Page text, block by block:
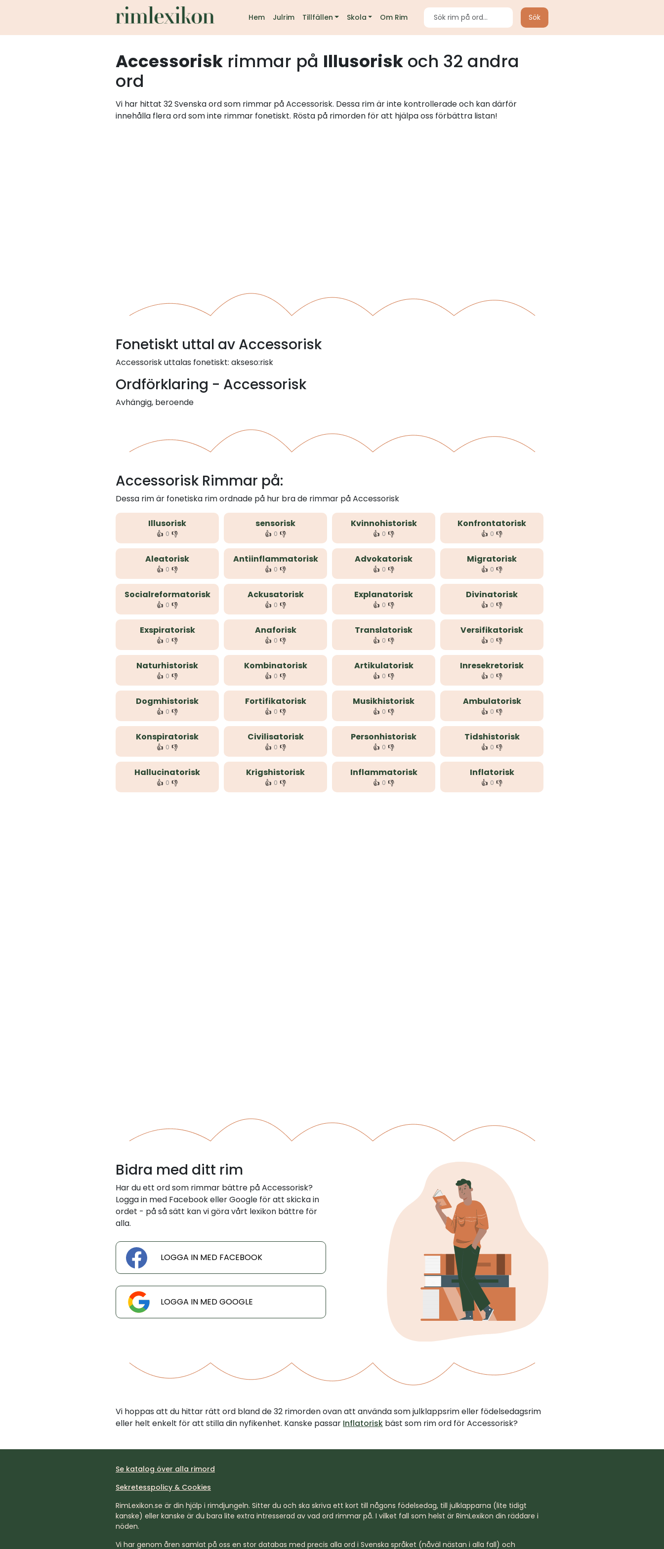
Hem Julrim Tillfällen Skola Om Rim Sök
Accessorisk rimmar på Illusorisk och 32 andra
ord
Vi har hittat 32 Svenska ord som rimmar på Accessorisk. Dessa rim är inte kontrollerade och kan därför
innehålla flera ord som inte rimmar fonetiskt. Rösta på rimorden för att hjälpa oss förbättra listan!
Fonetiskt uttal av Accessorisk
Accessorisk uttalas fonetiskt: akseso:risk
Ordförklaring - Accessorisk
Avhängig, beroende
Accessorisk Rimmar på:
Dessa rim är fonetiska rim ordnade på hur bra de rimmar på Accessorisk
Illusorisk
👍 0 👎
sensorisk
👍 0 👎
Kvinnohistorisk
👍 0 👎
Konfrontatorisk
👍 0 👎
Aleatorisk
👍 0 👎
Antiinflammatorisk
👍 0 👎
Advokatorisk
👍 0 👎
Migratorisk
👍 0 👎
Socialreformatorisk
👍 0 👎
Ackusatorisk
👍 0 👎
Explanatorisk
👍 0 👎
Divinatorisk
👍 0 👎
Exspiratorisk
👍 0 👎
Anaforisk
👍 0 👎
Translatorisk
👍 0 👎
Versifikatorisk
👍 0 👎
Naturhistorisk
👍 0 👎
Kombinatorisk
👍 0 👎
Artikulatorisk
👍 0 👎
Inresekretorisk
👍 0 👎
Dogmhistorisk
👍 0 👎
Fortifikatorisk
👍 0 👎
Musikhistorisk
👍 0 👎
Ambulatorisk
👍 0 👎
Konspiratorisk
👍 0 👎
Civilisatorisk
👍 0 👎
Personhistorisk
👍 0 👎
Tidshistorisk
👍 0 👎
Hallucinatorisk
👍 0 👎
Krigshistorisk
👍 0 👎
Inflammatorisk
👍 0 👎
Inflatorisk
👍 0 👎
Bidra med ditt rim
Har du ett ord som rimmar bättre på Accessorisk?
Logga in med Facebook eller Google för att skicka in
ordet - på så sätt kan vi göra vårt lexikon bättre för
alla.
LOGGA IN MED FACEBOOK
LOGGA IN MED GOOGLE
Vi hoppas att du hittar rätt ord bland de 32 rimorden ovan att använda som julklappsrim eller födelsedagsrim
eller helt enkelt för att stilla din nyfikenhet. Kanske passar Inflatorisk bäst som rim ord för Accessorisk?
Se katalog över alla rimord
Sekretesspolicy & Cookies
RimLexikon.se är din hjälp i rimdjungeln. Sitter du och ska skriva ett kort till någons födelsedag, till julklapparna (lite tidigt
kanske) eller kanske är du bara lite extra intresserad av vad ord rimmar på. I vilket fall som helst är RimLexikon din räddare i
nöden.
Vi har genom åren samlat på oss en stor databas med precis alla ord i Svenska språket (nåväl nästan i alla fall) och